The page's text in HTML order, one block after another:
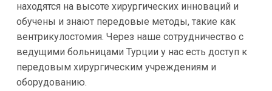
находятся на высоте хирургических инноваций и
обучены и знают передовые методы, такие как
вентрикулостомия. Через наше сотрудничество с
ведущими больницами Турции у нас есть доступ к
передовым хирургическим учреждениям и
оборудованию.